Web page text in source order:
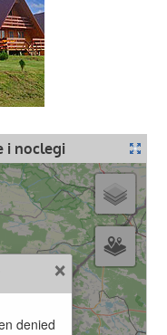
i noclegi
×
denied